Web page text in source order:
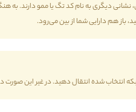
نشانی دیگری به نام کد تگ یا ممو دارند.
باز هم دارایی شما از بین می‌رود.
شبکه انتخاب شده انتقال دهید. در غیر این